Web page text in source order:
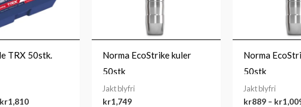
TRX 50stk.
kr1,810
Norma EcoStrike kuler
50stk
Jakt blyfri
kr1,749
Norma
50stk
Jakt blyfri
kr889 – kr